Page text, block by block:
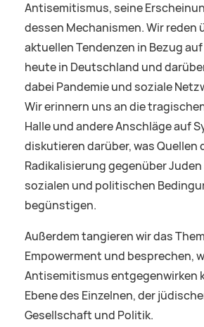
Antisemitismus, seine
dessen Mechanismen. Wir reden
aktuellen Tendenzen in Bezug
heute in Deutschland und
dabei Pandemie und soziale
Wir erinnern uns an die
Halle und andere Anschläge auf
diskutieren darüber, was Quellen
Radikalisierung gegenüber
sozialen und politischen
begünstigen.
Außerdem tangieren wir das
Empowerment und besprechen,
Antisemitismus entgegenwirken
Ebene des Einzelnen, der
Gesellschaft und Politik.